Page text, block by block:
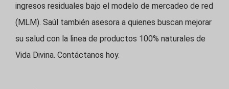
ingresos residuales bajo el modelo de mercadeo de red
(MLM). Saúl también asesora a quienes buscan mejorar
su salud con la linea de productos 100% naturales de
Vida Divina. Contáctanos hoy.